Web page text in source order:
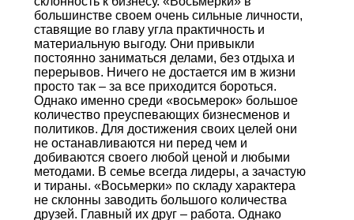
большинстве своем очень сильные личности,
ставящие во главу угла практичность и
материальную выгоду. Они привыкли
постоянно заниматься делами, без отдыха и
перерывов. Ничего не достается им в жизни
просто так – за все приходится бороться.
Однако именно среди «восьмерок» большое
количество преуспевающих бизнесменов и
политиков. Для достижения своих целей они
не останавливаются ни перед чем и
добиваются своего любой ценой и любыми
методами. В семье всегда лидеры, а зачастую
и тираны. «Восьмерки» по складу характера
не склонны заводить большого количества
друзей. Главный их друг – работа. Однако